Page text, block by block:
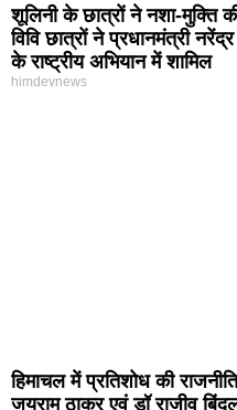
शूलिनी के छात्रों ने नशा-मुक्ति
विवि छात्रों ने प्रधानमंत्री
के राष्ट्रीय अभियान में शामिल
himdevnews
हिमाचल में प्रतिशोध की
जयराम ठाकुर एवं डॉ राजीव